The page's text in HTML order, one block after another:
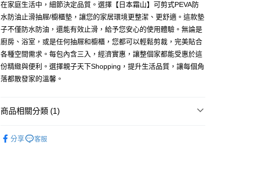
流程，驗證手機門號後，選擇欲分期的期數、繳款截止日，確認付款後即
完成交易。
3.實際核准額度、可分期數及費用金額請依後續交易確認頁面所載為準。
4.訂單成立30分鐘內，如未前往確認交易或遇審核未通過，訂單將自動取
消。如遇「轉專審核」未通過狀況，表示未達大哥付你分期系統評分，恕
【繳款方式說明】
1.分期款項不併入電信帳單，「大哥付你分期」於每月結算日後寄送繳費提
醒簡訊。
2.透過簡訊連結打開帳單後，可選擇「超商條碼／台灣大直營門市／銀行轉
【注意事項】
款買賣價金債權讓與本公司後，依約使用本公司帳單繳交帳款。
【關於「AFTEE先享後付」】
AFTEE先享後付是「在收到商品之後才付款」的支付方式。 讓您購物簡單
１．簡單：不需註冊會員、不需綁卡、不需儲值。
２．便利：只要手機號碼，簡訊認證，即可結帳。
３．安心：先確認商品／服務後，再付款。
【「AFTEE先享後付」結帳流程】
１．於結帳方式選擇「AFTEE先享後付」後，將跳轉至「AFTEE先享後
／ATM／網路銀行／等多元方式進行付款，方視為交易完成。
先享後付繳納相關費用。
ATM付款
運送方式
國內宅配/郵寄 (不適用離島、海外及郵局i郵箱)
每筆NT$70，滿NT$800(含以上)免運費
在家庭生活中，細節決定品質。選擇【日本霜山】可剪式PEVA防
水防油止滑抽屜/櫥櫃墊，讓您的家居環境更整潔、更舒適。這款墊
子不僅防水防油，還能有效止滑，給予您安心的使用體驗。無論是
廚房、浴室，或是任何抽屜和櫥櫃，您都可以輕鬆剪裁，完美貼合
各種空間需求。每包內含三入，經濟實惠，讓整個家都能受惠於這
份精緻與便利。選擇親子天下Shopping，提升生活品質，讓每個角
落都散發家的溫馨。
商品相關分類 (1)
分享
客服